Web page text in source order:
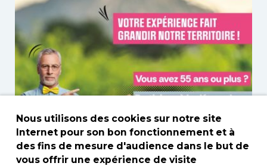
ENQUÊTE PUBLIQUE
Nous utilisons des cookies sur notre site
Internet pour son bon fonctionnement et à
des fins de mesure d'audience dans le but de
vous offrir une expérience de visite